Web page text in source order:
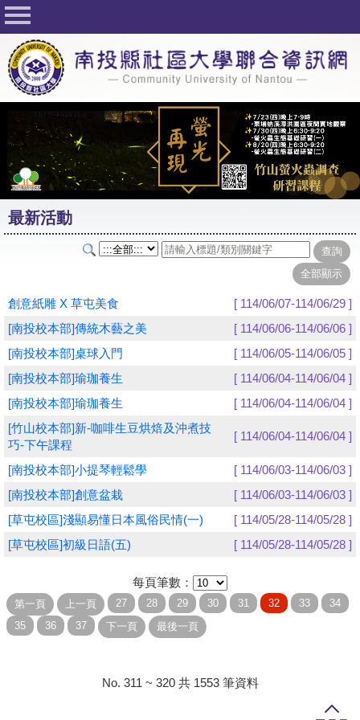
回首頁
關於社大
公佈欄
行事曆
最新活動
活動花絮
課程一覽表
志工與社團
友站連結
網路選課
學員專區
教師專區
校務行政
最新活動
創意紙雕 X 草屯美食
[ 114/06/07-114/06/29 ]
[南投校本部]傳統木藝之美
[ 114/06/06-114/06/06 ]
[南投校本部]桌球入門
[ 114/06/05-114/06/05 ]
[南投校本部]瑜珈養生
[ 114/06/04-114/06/04 ]
[南投校本部]瑜珈養生
[ 114/06/04-114/06/04 ]
[竹山校本部]新-咖啡生豆烘焙及沖煮技
巧-下午課程
[ 114/06/04-114/06/04 ]
[南投校本部]小提琴輕鬆學
[ 114/06/03-114/06/03 ]
[南投校本部]創意盆栽
[ 114/06/03-114/06/03 ]
[草屯校區]淺顯易懂日本風俗民情(一)
[ 114/05/28-114/05/28 ]
[草屯校區]初級日語(五)
[ 114/05/28-114/05/28 ]
每頁筆數：
No. 311 ~ 320 共 1553 筆資料